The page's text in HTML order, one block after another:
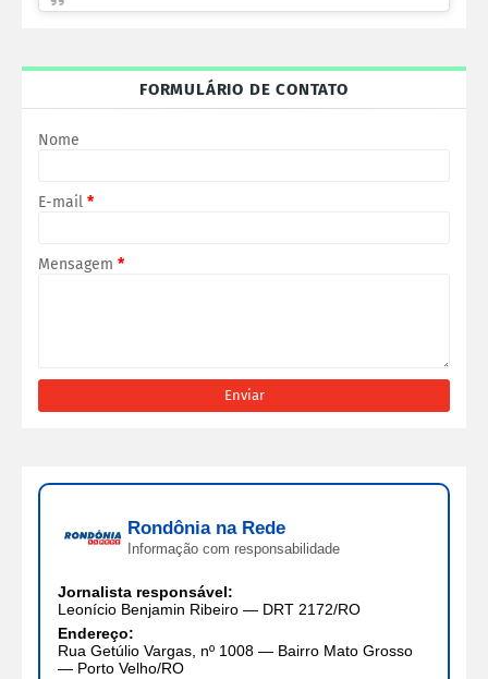
FORMULÁRIO DE CONTATO
Nome
E-mail *
Mensagem *
Rondônia na Rede
Informação com responsabilidade
Jornalista responsável:
Leonício Benjamin Ribeiro — DRT 2172/RO
Endereço:
Rua Getúlio Vargas, nº 1008 — Bairro Mato Grosso
— Porto Velho/RO